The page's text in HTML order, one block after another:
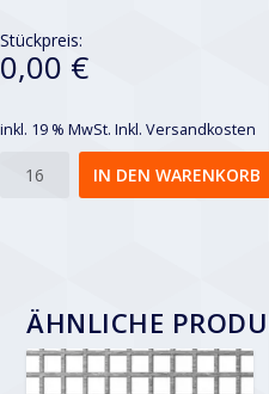
Stückpreis:
0,00 €
inkl. 19 % MwSt. Inkl. Versandkosten
IN DEN WARENKORB
ÄHNLICHE